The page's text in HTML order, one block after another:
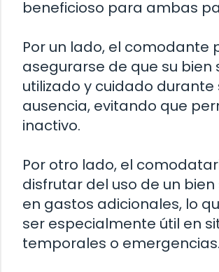
beneficioso para ambas
Por un lado, el comodante
asegurarse de que su bien
utilizado y cuidado durante
ausencia, evitando que
inactivo.
Por otro lado, el
disfrutar del uso de un bien
en gastos adicionales, lo
ser especialmente útil en
temporales o emergencias.